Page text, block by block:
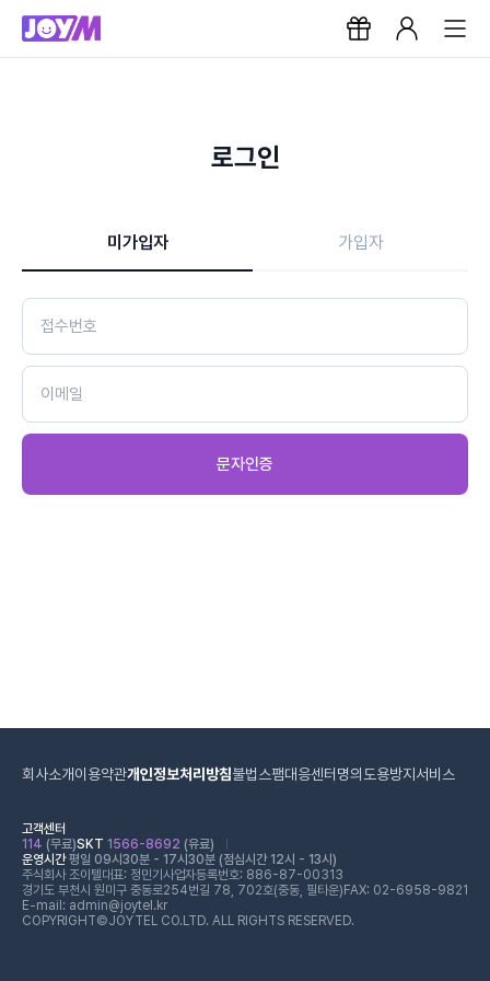
로그인
미가입자 가입자
문자인증
회사소개이용약관개인정보처리방침불법스팸대응센터 명의도용방지서비스
고객센터
114 (무료)SKT 1566-8692 (유료)
운영시간평일 09시30분 - 17시30분 (점심시간 12시 - 13시)
주식회사 조이텔대표: 정민기 사업자등록번호: 886-87-00313
경기도 부천시 원미구 중동로254번길 78, 702호(중동, 필타운) FAX: 02-6958-9821
E-mail: admin@joytel.kr
COPYRIGHT©JOYTEL CO.LTD. ALL RIGHTS RESERVED.